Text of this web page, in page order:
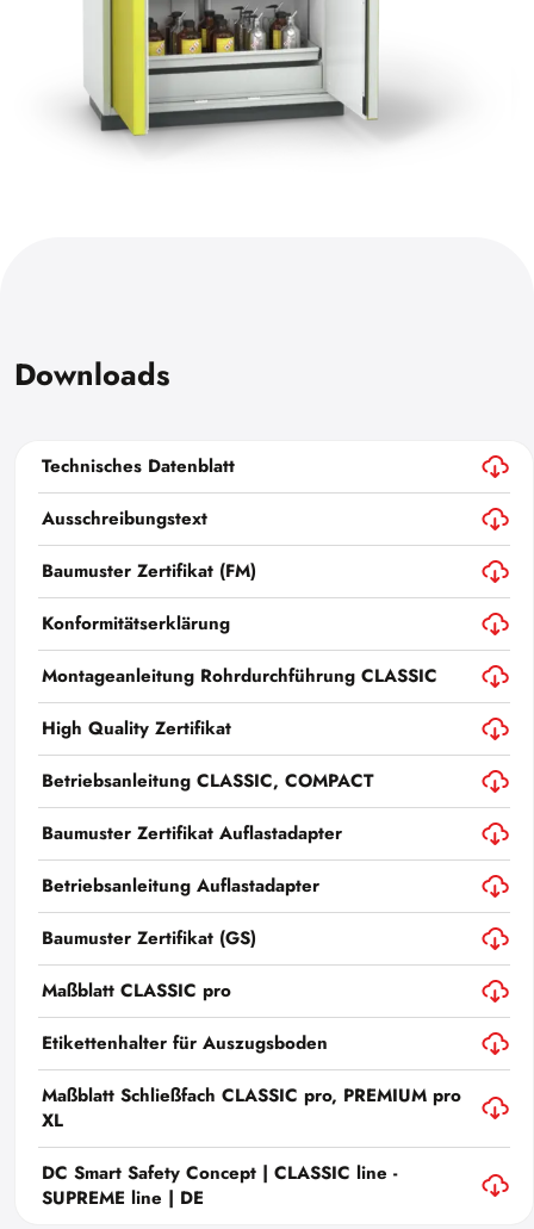
Downloads
Technisches Datenblatt
Ausschreibungstext
Baumuster Zertifikat (FM)
Konformitätserklärung
Montageanleitung Rohrdurchführung CLASSIC
High Quality Zertifikat
Betriebsanleitung CLASSIC, COMPACT
Baumuster Zertifikat Auflastadapter
Betriebsanleitung Auflastadapter
Baumuster Zertifikat (GS)
Maßblatt CLASSIC pro
Etikettenhalter für Auszugsboden
Maßblatt Schließfach CLASSIC pro, PREMIUM pro
XL
DC Smart Safety Concept | CLASSIC line -
SUPREME line | DE